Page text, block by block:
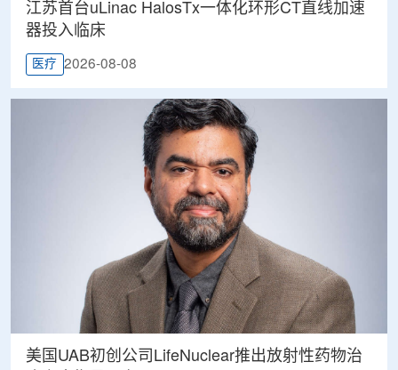
江苏首台uLinac HalosTx一体化环形CT直线加速
器投入临床
医疗 2026-08-08
美国UAB初创公司LifeNuclear推出放射性药物治